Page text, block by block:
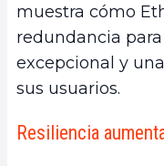
muestra cómo
redundancia
excepcional y
sus usuarios.
Resiliencia